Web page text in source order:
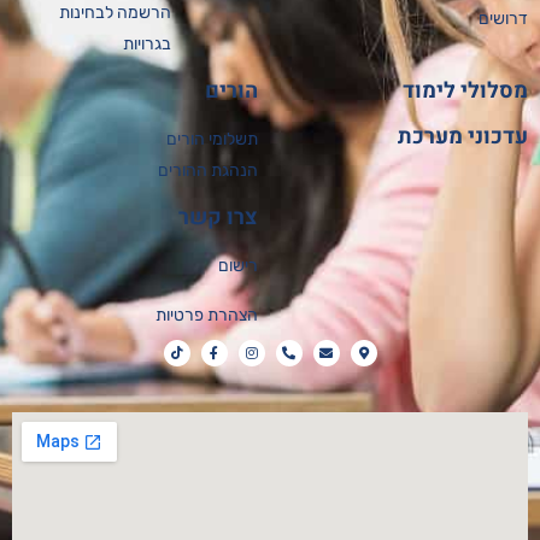
הרשמה לבחינות
בגרויות
לימוד
מערכת
הורים
תשלומי הורים
הנהגת ההורים
צרו קשר
רישום
הצהרת פרטיות